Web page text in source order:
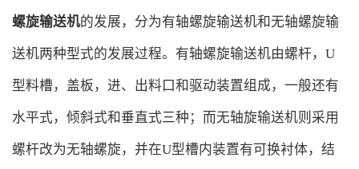
螺旋输送机的发展，分为有轴螺旋输送机和无轴螺旋输
送机两种型式的发展过程。有轴螺旋输送机由螺杆，U
型料槽，盖板，进、出料口和驱动装置组成，一般还有
水平式，倾斜式和垂直式三种；而无轴旋输送机则采用
螺杆改为无轴螺旋，并在U型槽内装置有可换衬体，结